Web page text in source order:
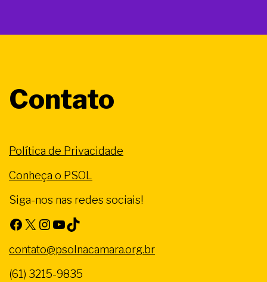
Contato
Política de Privacidade
Conheça o PSOL
Siga-nos nas redes sociais!
Facebook X Instagram Youtube TikTok
contato@psolnacamara.org.br
(61) 3215-9835